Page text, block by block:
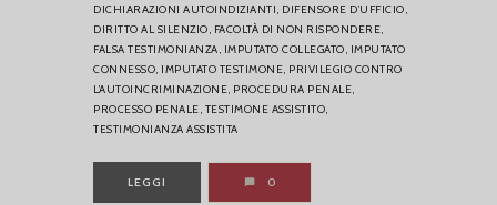
DICHIARAZIONI AUTOINDIZIANTI, DIFENSORE D’UFFICIO,
DIRITTO AL SILENZIO, FACOLTÀ DI NON RISPONDERE,
FALSA TESTIMONIANZA, IMPUTATO COLLEGATO, IMPUTATO
CONNESSO, IMPUTATO TESTIMONE, PRIVILEGIO CONTRO
L’AUTOINCRIMINAZIONE, PROCEDURA PENALE,
PROCESSO PENALE, TESTIMONE ASSISTITO,
TESTIMONIANZA ASSISTITA
LEGGI 0